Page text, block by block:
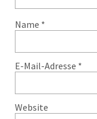
Name *
E-Mail-Adresse *
Website